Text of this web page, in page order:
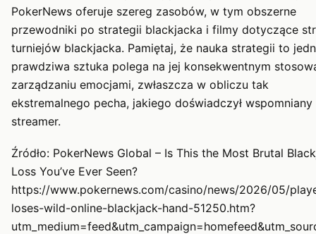
PokerNews oferuje szereg zasobów, w tym obszerne
przewodniki po strategii blackjacka i filmy dotyczące
turniejów blackjacka. Pamiętaj, że nauka strategii to
prawdziwa sztuka polega na jej konsekwentnym
zarządzaniu emocjami, zwłaszcza w obliczu tak
ekstremalnego pecha, jakiego doświadczył wspomniany
streamer.
Źródło: PokerNews Global – Is This the Most Brutal
Loss You’ve Ever Seen?
https://www.pokernews.com/casino/news/2026/05/
loses-wild-online-blackjack-hand-51250.htm?